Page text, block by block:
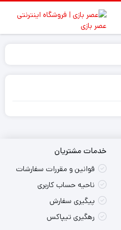
خدمات مشتریان
قوانین و مقررات سفارشات
ناحیه حساب کاربری
پیگیری سفارش
رهگیری تیپاکس